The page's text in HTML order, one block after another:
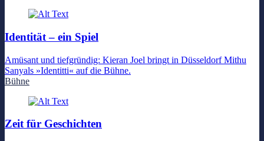
Identität – ein Spiel
Amüsant und tiefgründig: Kieran Joel bringt in Düsseldorf Mithu
Sanyals »Identitti« auf die Bühne.
Bühne
Zeit für Geschichten